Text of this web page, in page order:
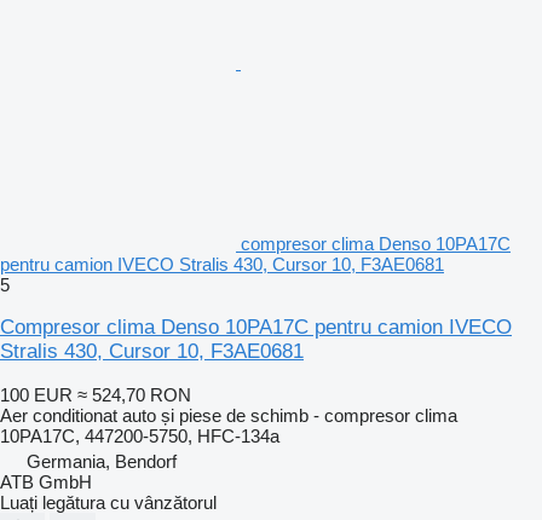
compresor clima Denso 10PA17C
pentru camion IVECO Stralis 430, Cursor 10, F3AE0681
5
Compresor clima Denso 10PA17C pentru camion IVECO
Stralis 430, Cursor 10, F3AE0681
100 EUR ≈ 524,70 RON
Aer conditionat auto și piese de schimb - compresor clima
10PA17C, 447200-5750, HFC-134a
Germania, Bendorf
ATB GmbH
Luați legătura cu vânzătorul